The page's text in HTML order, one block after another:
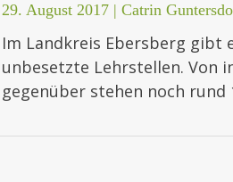
29. August 2017 | Catrin
Im Landkreis Ebersberg gibt
unbesetzte Lehrstellen. Von
gegenüber stehen noch rund